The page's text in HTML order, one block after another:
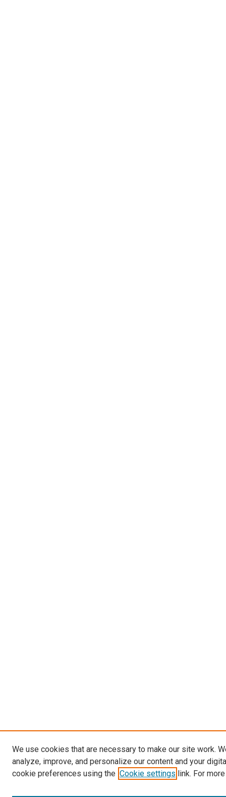
We use cookies that are necessary to make our site work.
analyze, improve, and personalize our content and your
cookie preferences using the Cookie settings link. For